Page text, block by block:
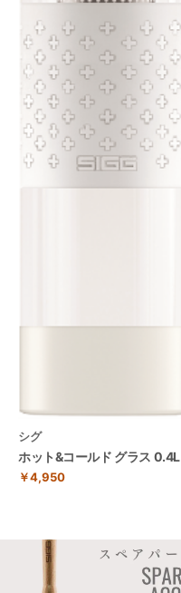
シグ
ホット&コールド グラス 0.4L
￥4,950